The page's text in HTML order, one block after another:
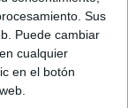
Sus
Puede cambiar
cualquier
en el botón
en
web,
específica